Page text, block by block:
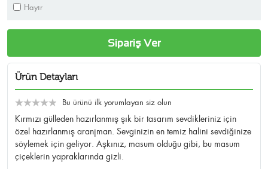
Hayır
Sipariş Ver
Ürün Detayları
Bu ürünü ilk yorumlayan siz olun
Kırmızı gülleden hazırlanmış şık bir tasarım sevdikleriniz için
özel hazırlanmış aranjman. Sevginizin en temiz halini sevdiğinize
söylemek için geliyor. Aşkınız, masum olduğu gibi, bu masum
çiçeklerin yapraklarında gizli.